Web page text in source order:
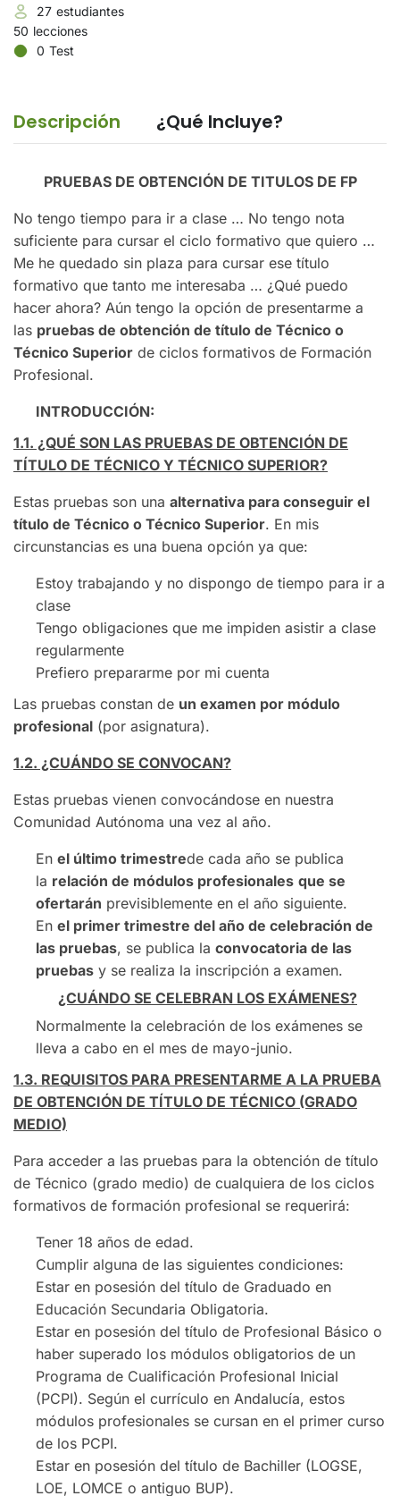
Descripción ¿Qué Incluye?
PRUEBAS DE OBTENCIÓN DE TITULOS DE FP
No tengo tiempo para ir a clase … No tengo nota
suficiente para cursar el ciclo formativo que quiero …
Me he quedado sin plaza para cursar ese título
formativo que tanto me interesaba … ¿Qué puedo
hacer ahora? Aún tengo la opción de presentarme a
las pruebas de obtención de título de Técnico o
Técnico Superior de ciclos formativos de Formación
Profesional.
INTRODUCCIÓN:
1.1. ¿QUÉ SON LAS PRUEBAS DE OBTENCIÓN DE
TÍTULO DE TÉCNICO Y TÉCNICO SUPERIOR?
Estas pruebas son una alternativa para conseguir el
título de Técnico o Técnico Superior. En mis
circunstancias es una buena opción ya que:
Estoy trabajando y no dispongo de tiempo para ir a
clase
Tengo obligaciones que me impiden asistir a clase
regularmente
Prefiero prepararme por mi cuenta
Las pruebas constan de un examen por módulo
profesional (por asignatura).
1.2. ¿CUÁNDO SE CONVOCAN?
Estas pruebas vienen convocándose en nuestra
Comunidad Autónoma una vez al año.
En el último trimestrede cada año se publica
la relación de módulos profesionales que se
ofertarán previsiblemente en el año siguiente.
En el primer trimestre del año de celebración de
las pruebas, se publica la convocatoria de las
pruebas y se realiza la inscripción a examen.
¿CUÁNDO SE CELEBRAN LOS EXÁMENES?
Normalmente la celebración de los exámenes se
lleva a cabo en el mes de mayo-junio.
1.3. REQUISITOS PARA PRESENTARME A LA PRUEBA
DE OBTENCIÓN DE TÍTULO DE TÉCNICO (GRADO
MEDIO)
Para acceder a las pruebas para la obtención de título
de Técnico (grado medio) de cualquiera de los ciclos
formativos de formación profesional se requerirá:
Tener 18 años de edad.
Cumplir alguna de las siguientes condiciones:
Estar en posesión del título de Graduado en
Educación Secundaria Obligatoria.
Estar en posesión del título de Profesional Básico o
haber superado los módulos obligatorios de un
Programa de Cualificación Profesional Inicial
(PCPI). Según el currículo en Andalucía, estos
módulos profesionales se cursan en el primer curso
de los PCPI.
Estar en posesión del título de Bachiller (LOGSE,
LOE, LOMCE o antiguo BUP).
27 estudiantes
50 lecciones
0 Test